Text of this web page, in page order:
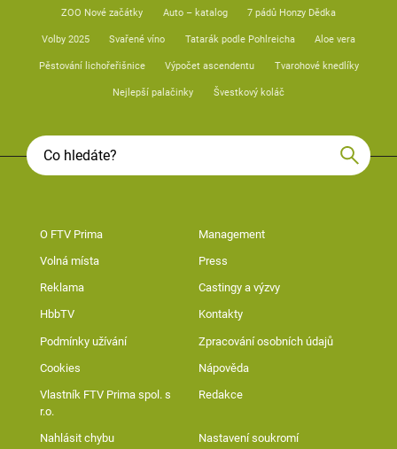
ZOO Nové začátky Auto – katalog 7 pádů Honzy Dědka
Volby 2025 Svařené víno Tatarák podle Pohlreicha Aloe vera
Pěstování lichořeřišnice Výpočet ascendentu Tvarohové knedlíky
Nejlepší palačinky Švestkový koláč
O FTV Prima Management
Volná místa Press
Reklama Castingy a výzvy
HbbTV Kontakty
Podmínky užívání Zpracování osobních údajů
Cookies Nápověda
Vlastník FTV Prima spol. s
r.o.
Redakce
Nahlásit chybu Nastavení soukromí